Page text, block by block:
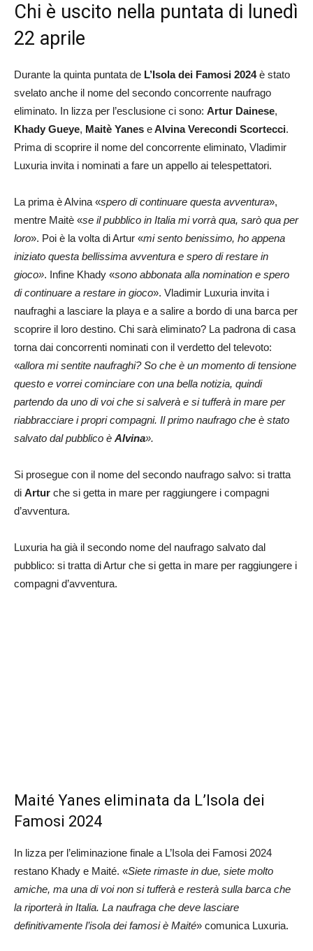
Chi è uscito nella puntata di lunedì
22 aprile
Durante la quinta puntata de L’Isola dei Famosi 2024è stato
svelato anche il nome del secondo concorrente naufrago
eliminato. In lizza per l’esclusione ci sono: Artur Dainese,
Khady Gueye, Maitè Yanes eAlvina Verecondi Scortecci.
Prima di scoprire il nome del concorrente eliminato, Vladimir
Luxuria invita i nominati a fare un appello ai telespettatori.
La prima è Alvina «spero di continuare questa avventura»,
mentre Maitè «se il pubblico in Italia mi vorrà qua, sarò qua per
loro». Poi è la volta di Artur «mi sento benissimo, ho appena
iniziato questa bellissima avventura e spero di restare in
gioco». Infine Khady «sono abbonata alla nomination e spero
di continuare a restare in gioco». Vladimir Luxuria invita i
naufraghi a lasciare la playa e a salire a bordo di una barca per
scoprire il loro destino. Chi sarà eliminato? La padrona di casa
torna dai concorrenti nominati con il verdetto del televoto:
«allora mi sentite naufraghi? So che è un momento di tensione
questo e vorrei cominciare con una bella notizia, quindi
partendo da uno di voi che si salverà e si tufferà in mare per
riabbracciare i propri compagni. Il primo naufrago che è stato
salvato dal pubblico è Alvina».
Si prosegue con il nome del secondo naufrago salvo: si tratta
di Artur che si getta in mare per raggiungere i compagni
d’avventura.
Luxuria ha già il secondo nome del naufrago salvato dal
pubblico: si tratta di Artur che si getta in mare per raggiungere i
compagni d’avventura.
Maité Yanes eliminata da L’Isola dei
Famosi 2024
In lizza per l’eliminazione finale a L’Isola dei Famosi 2024
restano Khady e Maité. «Siete rimaste in due, siete molto
amiche, ma una di voi non si tufferà e resterà sulla barca che
la riporterà in Italia. La naufraga che deve lasciare
definitivamente l’isola dei famosi è Maité» comunica Luxuria.